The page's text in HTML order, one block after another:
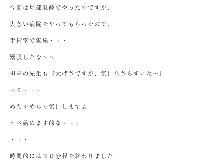
今回は局部麻酔でやったのですが、
大きい病院でやってもらったので、
手術室で実施・・・
緊張したな～～
担当の先生も『大げさですが、気になさらずにね～』
って・・・
めちゃめちゃ気にしますよ
オペ始めます的な・・・
・・・
時間的には２０分程で終わりました